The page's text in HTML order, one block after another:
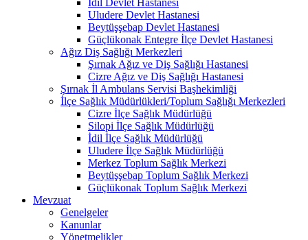
Uludere Devlet Hastanesi
Beytüşşebap Devlet Hastanesi
Güçlükonak Entegre İlçe Devlet Hastanesi
Ağız Diş Sağlığı Merkezleri
Şırnak Ağız ve Diş Sağlığı Hastanesi
Cizre Ağız ve Diş Sağlığı Hastanesi
Şırnak İl Ambulans Servisi Başhekimliği
İlçe Sağlık Müdürlükleri/Toplum Sağlığı Merkezleri
Cizre İlçe Sağlık Müdürlüğü
Silopi İlçe Sağlık Müdürlüğü
İdil İlçe Sağlık Müdürlüğü
Uludere İlçe Sağlık Müdürlüğü
Merkez Toplum Sağlık Merkezi
Beytüşşebap Toplum Sağlık Merkezi
Güçlükonak Toplum Sağlık Merkezi
Mevzuat
Genelgeler
Kanunlar
Yönetmelikler